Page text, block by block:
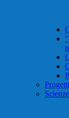
Scienze